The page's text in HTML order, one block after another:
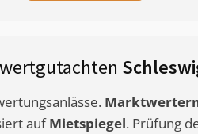
aufMietspiegel. Prüfung